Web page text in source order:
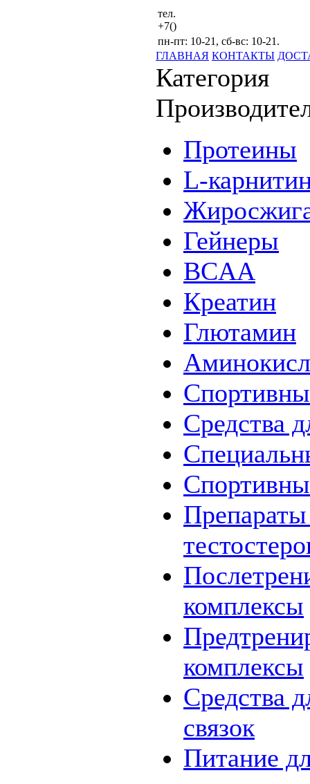
тел.
+7()
пн-пт: 10-21, сб-вс: 10-21.
ГЛАВНАЯ КОНТАКТЫ
Категория
Протеины
L-
Гейнеры
BCAA
Креатин
Глютамин
Средства
комплексы
комплексы
Средства
связок
Питание